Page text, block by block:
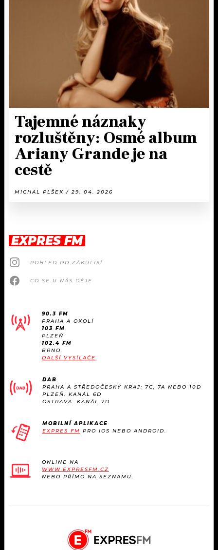
Tajemné náznaky
rozluštěny: Osmé album
Ariany Grande je na
cestě
MICHAL PLŠEK / 29. 04. 2026
EXPRES FM
POHLED DO ZÁKULISÍ
CO SE U NÁS DĚJE
90.3 FM
PRAHA A OKOLÍ
103 FM
PLZEŇ
102.4 FM
BRNO
DALŠÍ VYSÍLAČE
DAB
PRAHA A STŘEDOČESKÝ KRAJ: 7C, 7A NEBO 10D
PLZEŇ: KANÁL 6D
OSTRAVA: KANÁL 7D
MOBILNÍ APLIKACE
EXPRES FM PRO IOS NEBO ANDROID.
ONLINE NA
WWW.EXPRESFM.CZ
NEBO PŘÍMO NA SEZNAMU.